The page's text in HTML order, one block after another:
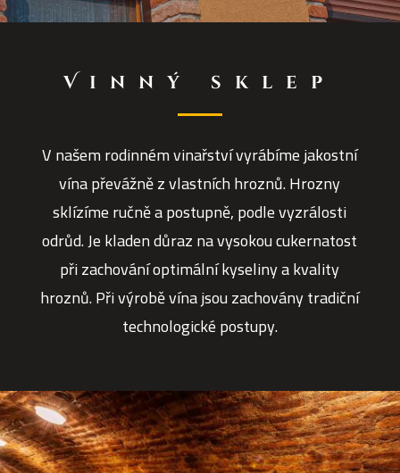
Vinný sklep
V našem rodinném vinařství vyrábíme jakostní
vína převážně z vlastních hroznů. Hrozny
sklízíme ručně a postupně, podle vyzrálosti
odrůd. Je kladen důraz na vysokou cukernatost
při zachování optimální kyseliny a kvality
hroznů. Při výrobě vína jsou zachovány tradiční
technologické postupy.